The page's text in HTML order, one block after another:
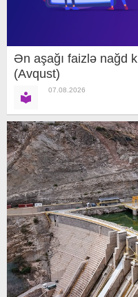
Ən aşağı faizlə nağd
(Avqust)
07.08.2026